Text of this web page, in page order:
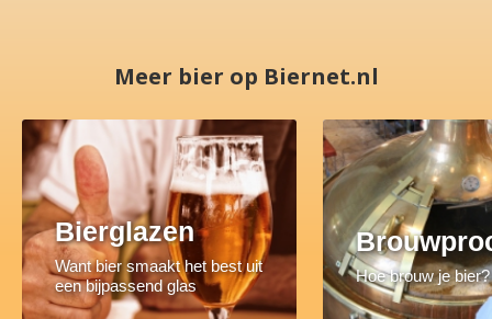
Meer bier op Biernet.nl
Bierglazen
Want bier smaakt het best uit
een bijpassend glas
Hoe brouw je bier?